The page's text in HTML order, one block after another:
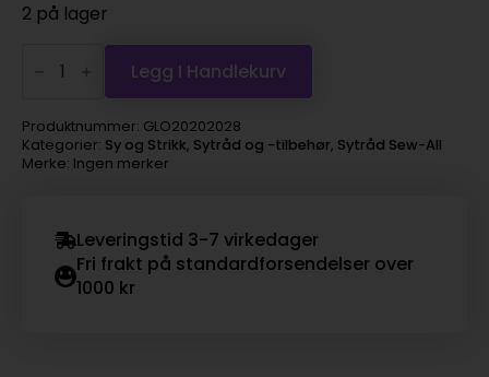
2 på lager
Gütermann
sytråd
Sew-
200m
-
28
antall
Legg I Handlekurv
Produktnummer: GLO20202028
Kategorier: Sy og Strikk, Sytråd og -tilbehør, Sytråd Sew-All
Merke: Ingen merker
Leveringstid 3-7 virkedager
Fri frakt på standardforsendelser over
1000 kr